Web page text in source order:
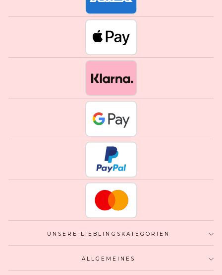
UNSERE LIEBLINGSKATEGORIEN
ALLGEMEINES